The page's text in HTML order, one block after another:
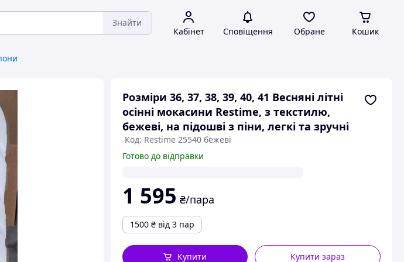
Знайти
Кабінет Сповіщення Обране Кошик
Розміри 36, 37, 38, 39, 40, 41 Весняні літні
осінні мокасини Restime, з текстилю,
бежеві, на підошві з піни, легкі та зручні
Код: Restime 25540 бежеві
Готово до відправки
1 595 ₴/пара
1500 ₴ від 3 пар
Купити зараз
Купити